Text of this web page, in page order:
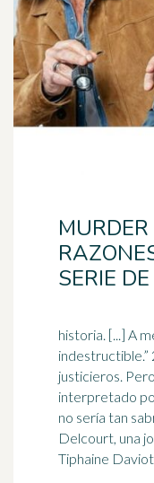
SERIE
historia. [...] A
indestructible.”
justicieros.
interpretado
no sería tan
Delcourt, una
Tiphaine